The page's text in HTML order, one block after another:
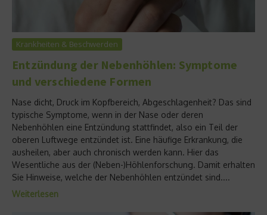
Krankheiten & Beschwerden
Entzündung der Nebenhöhlen: Symptome
und verschiedene Formen
Nase dicht, Druck im Kopfbereich, Abgeschlagenheit? Das sind
typische Symptome, wenn in der Nase oder deren
Nebenhöhlen eine Entzündung stattfindet, also ein Teil der
oberen Luftwege entzündet ist. Eine häufige Erkrankung, die
ausheilen, aber auch chronisch werden kann. Hier das
Wesentliche aus der (Neben-)Höhlenforschung. Damit erhalten
Sie Hinweise, welche der Nebenhöhlen entzündet sind....
Weiterlesen